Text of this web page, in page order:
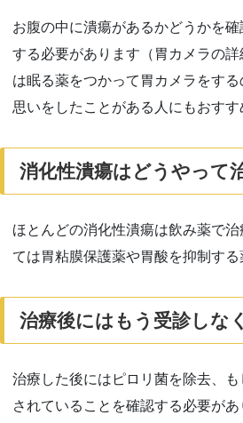
お腹の中に潰瘍があるかどうかを
する必要があります（胃カメラの詳
は眠る薬をつかって胃カメラをす
思いをしたことがある人にもおすす
消化性潰瘍はどうやって
ほとんどの消化性潰瘍は飲み薬で
ては胃粘膜保護薬や胃酸を抑制する
治療後にはもう受診しな
治療した後にはピロリ菌を除去、
されていることを確認する必要が